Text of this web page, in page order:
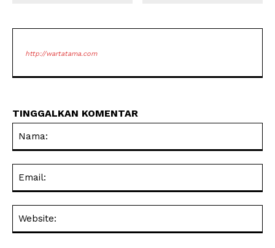
http://wartatama.com
TINGGALKAN KOMENTAR